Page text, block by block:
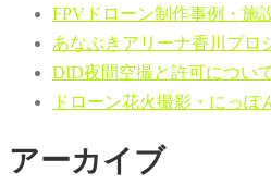
FPVドローン制作事例・施
あなぶきアリーナ香川プロ
DID夜間空撮と許可につい
ドローン花火撮影・にっぽ
アーカイブ